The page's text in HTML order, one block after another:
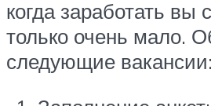
когда заработать вы
только очень мало.
следующие вакансии: